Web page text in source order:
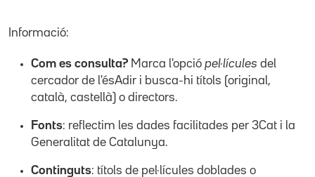
Informació:
Com es consulta? Marca l'opció pel·lícules del
cercador de l'ésAdir i busca-hi títols (original,
català, castellà) o directors.
Fonts: reflectim les dades facilitades per 3Cat i la
Generalitat de Catalunya.
Continguts: títols de pel·lícules doblades o